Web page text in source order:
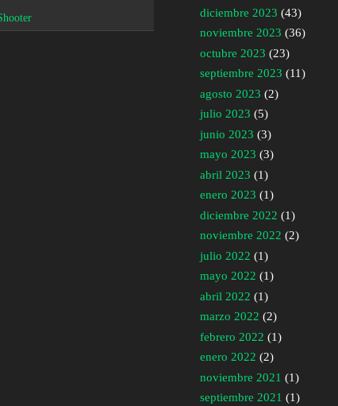
diciembre 2023 (43)
noviembre 2023 (36)
octubre 2023 (23)
septiembre 2023 (11)
agosto 2023 (2)
julio 2023 (5)
junio 2023 (3)
mayo 2023 (3)
abril 2023 (1)
enero 2023 (1)
diciembre 2022 (1)
noviembre 2022 (2)
julio 2022 (1)
mayo 2022 (1)
abril 2022 (1)
marzo 2022 (2)
febrero 2022 (1)
enero 2022 (2)
noviembre 2021 (1)
septiembre 2021 (1)